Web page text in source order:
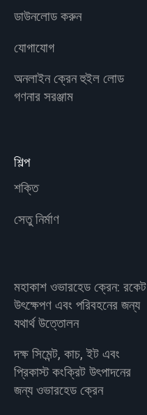
ডাউনলোড করুন
যোগাযোগ
অনলাইন ক্রেন হুইল লোড
গণনার সরঞ্জাম
শিল্প
শক্তি
সেতু নির্মাণ
মহাকাশ ওভারহেড ক্রেন: রকেট
উৎক্ষেপণ এবং পরিবহনের জন্য
যথার্থ উত্তোলন
দক্ষ সিমেন্ট, কাচ, ইট এবং
প্রিকাস্ট কংক্রিট উৎপাদনের
জন্য ওভারহেড ক্রেন